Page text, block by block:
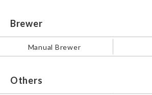
Brewer
Manual Brewer
Others